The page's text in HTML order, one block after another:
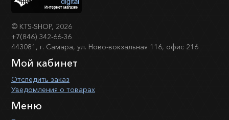
© KTS-SHOP, 2026
+7(846) 342-66-36
443081, г. Самара, ул. Ново-вокзальная 116, офис 216
Мой кабинет
Отследить заказ
Уведомления о товарах
Меню